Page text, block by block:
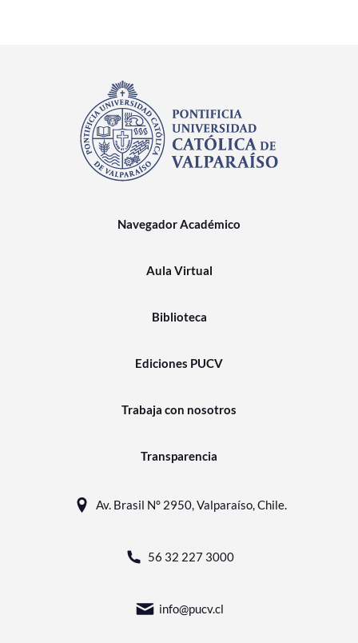
Navegador Académico
Aula Virtual
Biblioteca
Ediciones PUCV
Trabaja con nosotros
Transparencia
Av. Brasil N° 2950, Valparaíso, Chile.
56 32 227 3000
info@pucv.cl